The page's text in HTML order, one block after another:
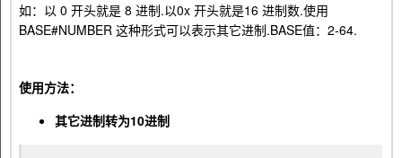
如：以 0 开头就是 8 进制.以0x 开头就是16 进制数.使用
BASE#NUMBER 这种形式可以表示其它进制.BASE值：2-64.
使用方法：
其它进制转为10进制